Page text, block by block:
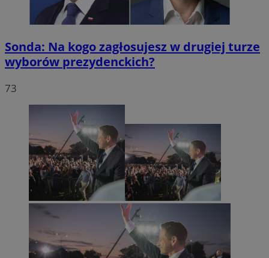
Sonda: Na kogo zagłosujesz w drugiej turze
wyborów prezydenckich?
73